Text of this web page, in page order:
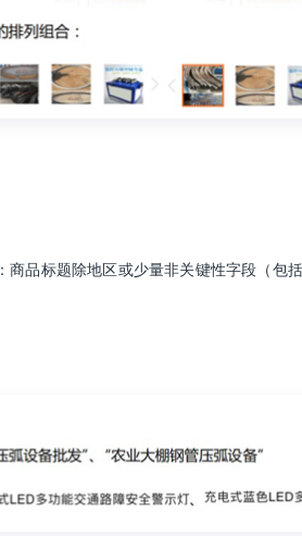
商品标题除地区或少量非关键性字段（包